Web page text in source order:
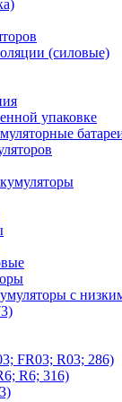
(силовые)
упаковке
с
FR03; R03; 286)
R6; 316)